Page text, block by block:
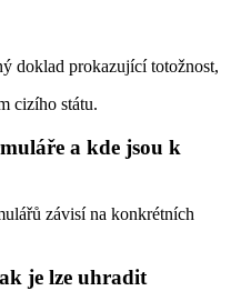
doklad prokazující totožnost,
cizího státu.
a kde jsou k
závisí na konkrétních
je lze uhradit